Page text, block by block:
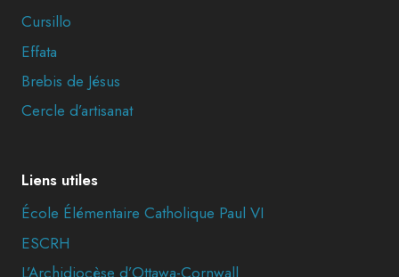
Cursillo
Effata
Brebis de Jésus
Cercle d’artisanat
Liens utiles
École Élémentaire Catholique Paul VI
ESCRH
L’Archidiocèse d’Ottawa-Cornwall